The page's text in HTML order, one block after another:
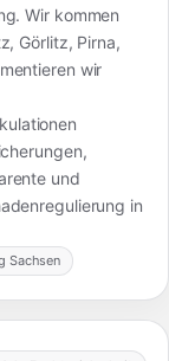
Wir kommen
Görlitz, Pirna,
wir
und
in
Sachsen